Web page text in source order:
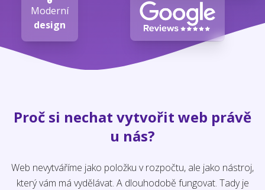
Moderní
design
Proč si nechat vytvořit web právě
u nás?
Web nevytváříme jako položku v rozpočtu, ale jako nástroj,
který vám má vydělávat. A dlouhodobě fungovat. Tady je